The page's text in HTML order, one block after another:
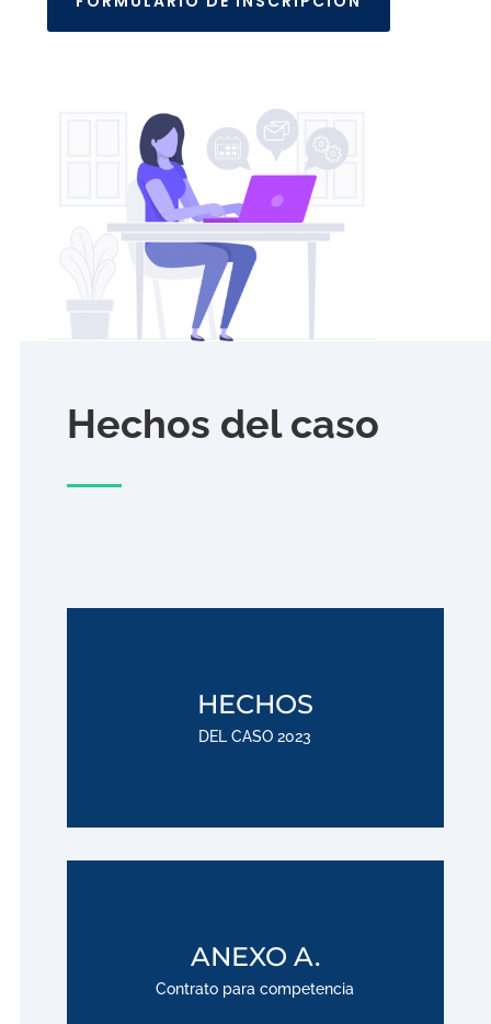
Hechos del caso
HECHOS
DEL CASO 2023
;
ANEXO A.
Contrato para competencia
;